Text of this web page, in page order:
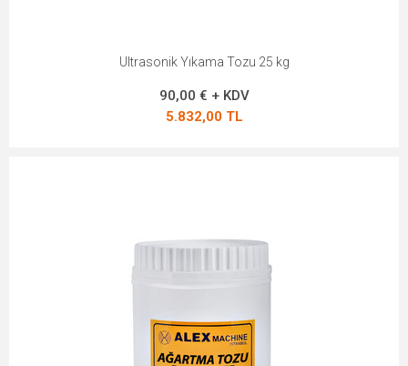
Ultrasonik Yıkama Tozu 25 kg
90,00 € + KDV
5.832,00 TL